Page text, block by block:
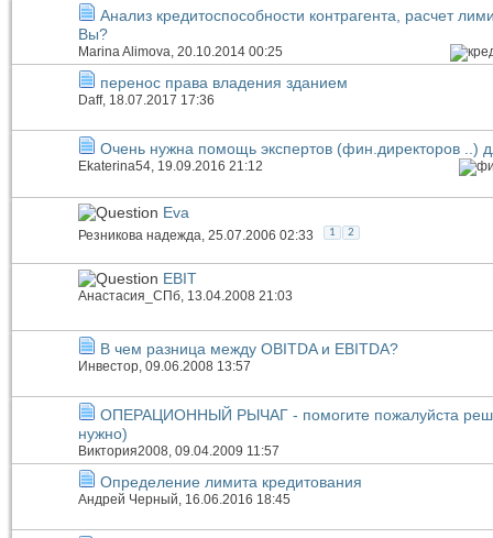
Анализ кредитоспособности контрагента, расчет
Вы?
Marina Alimova, 20.10.2014 00:25
перенос права владения зданием
Daff, 18.07.2017 17:36
Очень нужна помощь экспертов (фин.директоров ..)
Ekaterina54, 19.09.2016 21:12
Eva
Резникова надежда , 25.07.2006 02:33 1 2
EBIT
Анастасия_СПб, 13.04.2008 21:03
В чем разница между OBITDA и EBITDA?
Инвестор , 09.06.2008 13:57
ОПЕРАЦИОННЫЙ РЫЧАГ - помогите пожалуйста
нужно)
Виктория2008, 09.04.2009 11:57
Определение лимита кредитования
Андрей Черный , 16.06.2016 18:45